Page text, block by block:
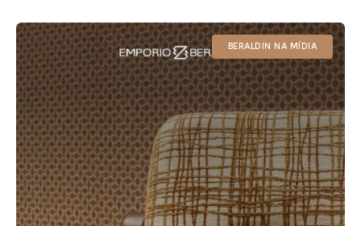
Galpão/off,
BERALDIN NA MÍDIA